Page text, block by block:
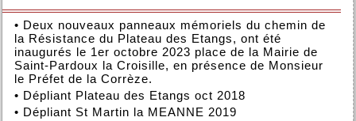
• Deux nouveaux panneaux mémoriels du chemin de
la Résistance du Plateau des Etangs, ont été
inaugurés le 1er octobre 2023 place de la Mairie de
Saint-Pardoux la Croisille, en présence de Monsieur
le Préfet de la Corrèze.
• Dépliant Plateau des Etangs oct 2018
• Dépliant St Martin la MEANNE 2019